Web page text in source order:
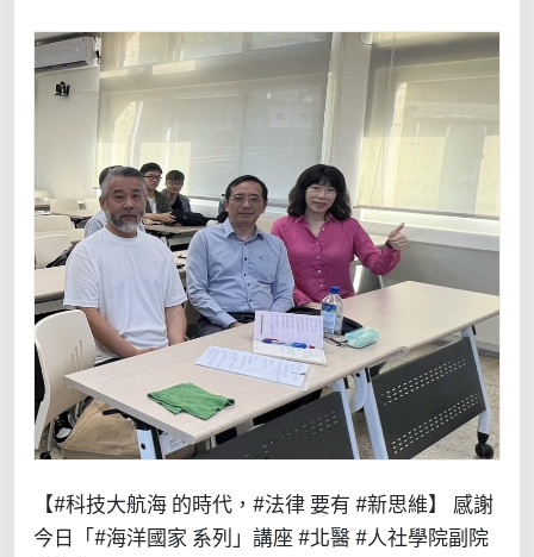
【#科技大航海 的時代，#法律 要有 #新思維】 感謝
今日「#海洋國家 系列」講座 #北醫 #人社學院副院